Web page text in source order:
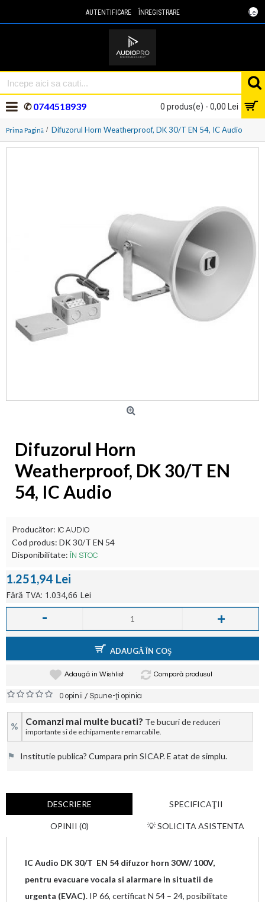
Lei
AUTENTIFICARE ÎNREGISTRARE
0 produs(e) - 0,00 Lei
✆0744518939
Prima Pagină Difuzorul Horn Weatherproof, DK 30/T EN 54, IC Audio
Difuzorul Horn
Weatherproof, DK 30/T EN
54, IC Audio
Producător: IC AUDIO
Cod produs: DK 30/T EN 54
Disponibilitate:
ÎN STOC
1.251,94 Lei
Fără TVA: 1.034,66 Lei
- +
ADAUGĂ ÎN COŞ
Adaugă in Wishlist Compară produsul
0 opinii /Spune-ţi opinia
% Comanzi mai multe bucati? Te bucuri de reduceri
importante si de echipamente remarcabile.
⚑ Institutie publica? Cumpara prin SICAP. E atat de simplu.
DESCRIERE SPECIFICAŢII
OPINII (0) 💡 SOLICITA ASISTENTA
IC Audio DK 30/T EN 54 difuzor horn 30W/ 100V,
pentru evacuare vocala si alarmare in situatii de
urgenta (EVAC). IP 66, certificat N 54 – 24, posibilitate